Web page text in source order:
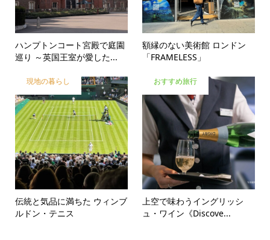
ハンプトンコート宮殿で庭園
巡り ～英国王室が愛した...
額縁のない美術館 ロンドン
「FRAMELESS」
現地の暮らし
伝統と気品に満ちた ウィンブ
ルドン・テニス
おすすめ旅行
上空で味わうイングリッシ
ュ・ワイン《Discove...